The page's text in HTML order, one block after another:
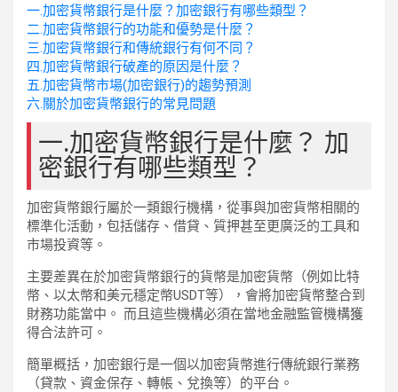
一.加密貨幣銀行是什麼？加密銀行有哪些類型？
二.加密貨幣銀行的功能和優勢是什麼？
三.加密貨幣銀行和傳統銀行有何不同？
四.加密貨幣銀行破產的原因是什麼？
五.加密貨幣市場(加密銀行)的趨勢預測
六.關於加密貨幣銀行的常見問題
一.加密貨幣銀行是什麼？ 加
密銀行有哪些類型？
加密貨幣銀行屬於一類銀行機構，從事與加密貨幣相關的
標準化活動，包括儲存、借貸、質押甚至更廣泛的工具和
市場投資等。
主要差異在於加密貨幣銀行的貨幣是加密貨幣（例如比特
幣、以太幣和美元穩定幣USDT等），會將加密貨幣整合到
財務功能當中。 而且這些機構必須在當地金融監管機構獲
得合法許可。
簡單概括，加密銀行是一個以加密貨幣進行傳統銀行業務
（貸款、資金保存、轉帳、兌換等）的平台。